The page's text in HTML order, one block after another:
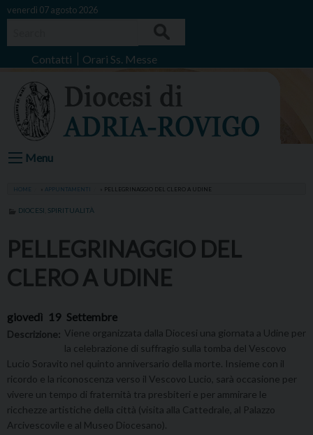
Skip
venerdì 07 agosto 2026
Contatti Orari Ss. Messe
Menu
HOME APPUNTAMENTI PELLEGRINAGGIO DEL CLERO A UDINE
DIOCESI SPIRITUALITÀ
PELLEGRINAGGIO DEL
CLERO A UDINE
giovedì 19 Settembre
Descrizione: Viene organizzata dalla Diocesi una giornata a Udine per
la celebrazione di suffragio sulla tomba del Vescovo
Lucio Soravito nel quinto anniversario della morte. Insieme con il
ricordo e la riconoscenza verso il Vescovo Lucio, sarà occasione per
vivere un tempo di fraternità tra presbiteri e per ammirare le
ricchezze artistiche della città (visita alla Cattedrale, al Palazzo
Arcivescovile e al Museo Diocesano).